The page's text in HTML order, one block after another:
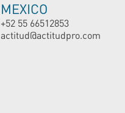
MEXICO
+52 55 66512853
actitud@actitudpro.com